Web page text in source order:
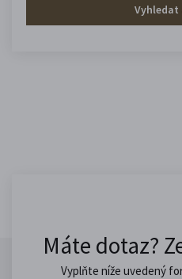
Máte dotaz?
Vyplňte níže uvedený